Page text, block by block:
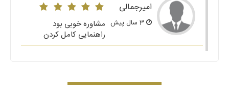
امیرجمالی
مشاوره خوبی بود
راهنمایی کامل کردن